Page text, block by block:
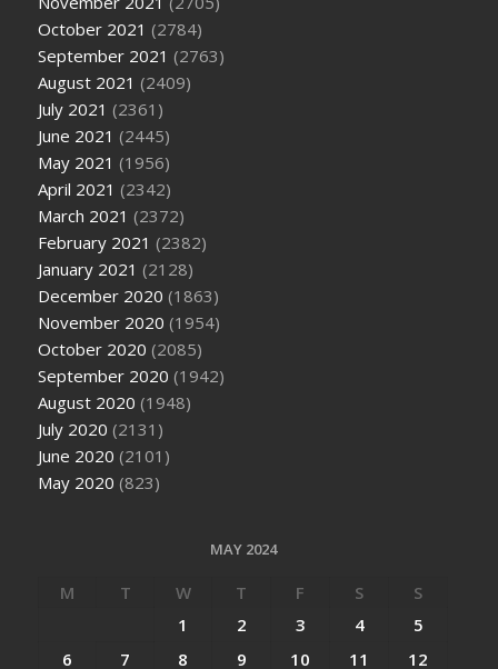
October 2021 (2784)
September 2021 (2763)
August 2021 (2409)
July 2021 (2361)
June 2021 (2445)
May 2021 (1956)
April 2021 (2342)
March 2021 (2372)
February 2021 (2382)
January 2021 (2128)
December 2020 (1863)
November 2020 (1954)
October 2020 (2085)
September 2020 (1942)
August 2020 (1948)
July 2020 (2131)
June 2020 (2101)
May 2020 (823)
MAY 2024
M T W T F S
S
1
2 3 4
5
6
7 8 9 10 11 12